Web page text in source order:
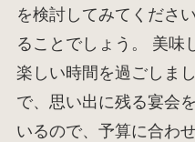
を検討してみてくださ
ることでしょう。 美味
楽しい時間を過ごしま
で、思い出に残る宴会
いるので、予算に合わ